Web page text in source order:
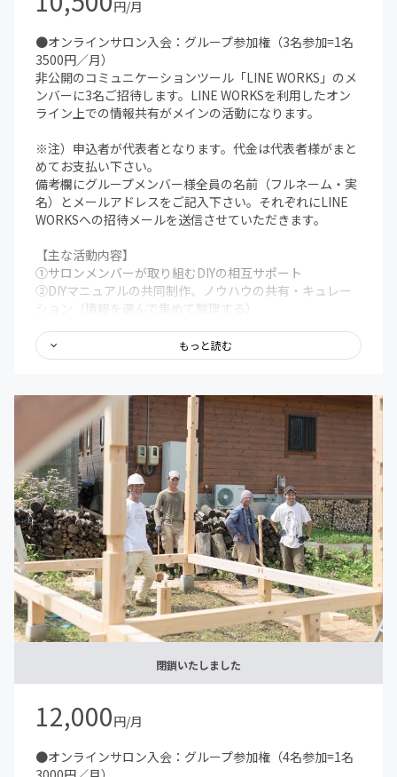
円/月
●オンラインサロン入会：グループ参加権（3名参加=1名
3500円／月）
非公開のコミュニケーションツール「LINE WORKS」のメ
ンバーに3名ご招待します。LINE WORKSを利用したオン
ライン上での情報共有がメインの活動になります。
※注）申込者が代表者となります。代金は代表者様がまと
めてお支払い下さい。
備考欄にグループメンバー様全員の名前（フルネーム・実
名）とメールアドレスをご記入下さい。それぞれにLINE
WORKSへの招待メールを送信させていただきます。
【主な活動内容】
①サロンメンバーが取り組むDIYの相互サポート
②DIYマニュアルの共同制作、ノウハウの共有・キュレー
ション（情報を選んで集めて整理する）
の情報提供
④DIYの図面や見積り、工程表などの資料作成のノウハウ
【不定期開催の活動】
ZoomやLINE WORKSのビデオ通話機能を利用したオンラ
イン上での活動が基本です。いずれは長野県を中心とした
各地でのオフラインの活動の場も設ける予定です。
⑤DIYの共同プロジェクト
⑥アップデート会（会議・交流会）
※オンライン以外の活動の交通費や滞在費、食事代等は、
別途自己負担となります。
もっと読む
閉鎖いたしました
12,000円/月
●オンラインサロン入会：グループ参加権（4名参加=1名